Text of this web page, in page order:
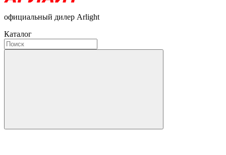
официальный дилер Arlight
Каталог